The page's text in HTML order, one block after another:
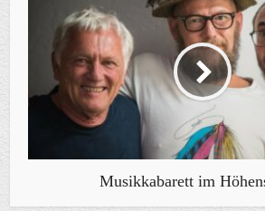
Musikkabarett im